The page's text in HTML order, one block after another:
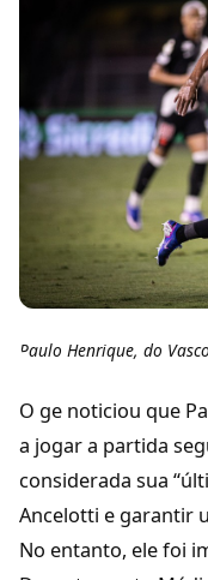
Paulo Henrique, do
O ge noticiou que
a jogar a partida
considerada sua
Ancelotti e garantir
No entanto, ele foi